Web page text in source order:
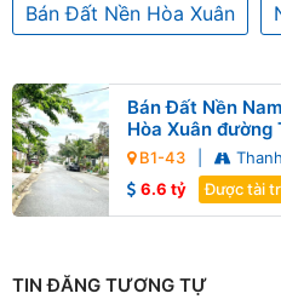
Bán Đất Nền Hòa Xuân
Bán Đất Nền
Hòa Xuân đường
9xB1-43
6.6 tỷ
Được tài
TIN ĐĂNG TƯƠNG TỰ